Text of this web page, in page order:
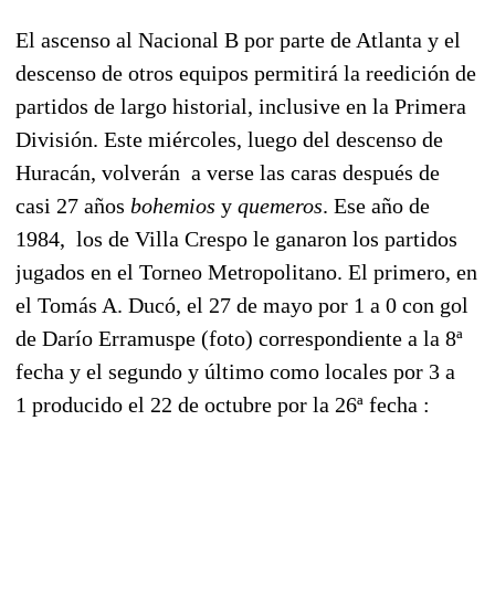
El ascenso al Nacional B por parte de Atlanta y el
descenso de otros equipos permitirá la reedición de
partidos de largo historial, inclusive en la Primera
División. Este miércoles, luego del descenso de
Huracán, volverán a verse las caras después de
casi 27 años bohemios y quemeros. Ese año de
1984, los de Villa Crespo le ganaron los partidos
jugados en el Torneo Metropolitano. El primero, en
el Tomás A. Ducó, el 27 de mayo por 1 a 0 con gol
de Darío Erramuspe (foto) correspondiente a la 8ª
fecha y el segundo y último como locales por 3 a
1 producido el 22 de octubre por la 26ª fecha :